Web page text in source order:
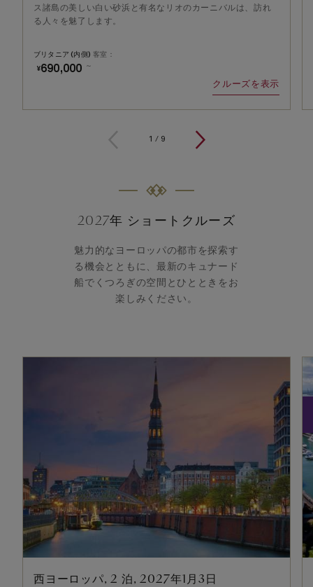
ス諸島の美しい白い砂浜と有名なリオのカーニバルは、訪れ
る人々を魅了します。
ブリタニア (内側) 客室：
¥690,000 ～
クルーズを表示
1 / 9
2027年 ショートクルーズ
魅力的なヨーロッパの都市を探索す
る機会とともに、最新のキュナード
船でくつろぎの空間とひとときをお
楽しみください。
西ヨーロッパ, 2 泊, 2027年1月3日